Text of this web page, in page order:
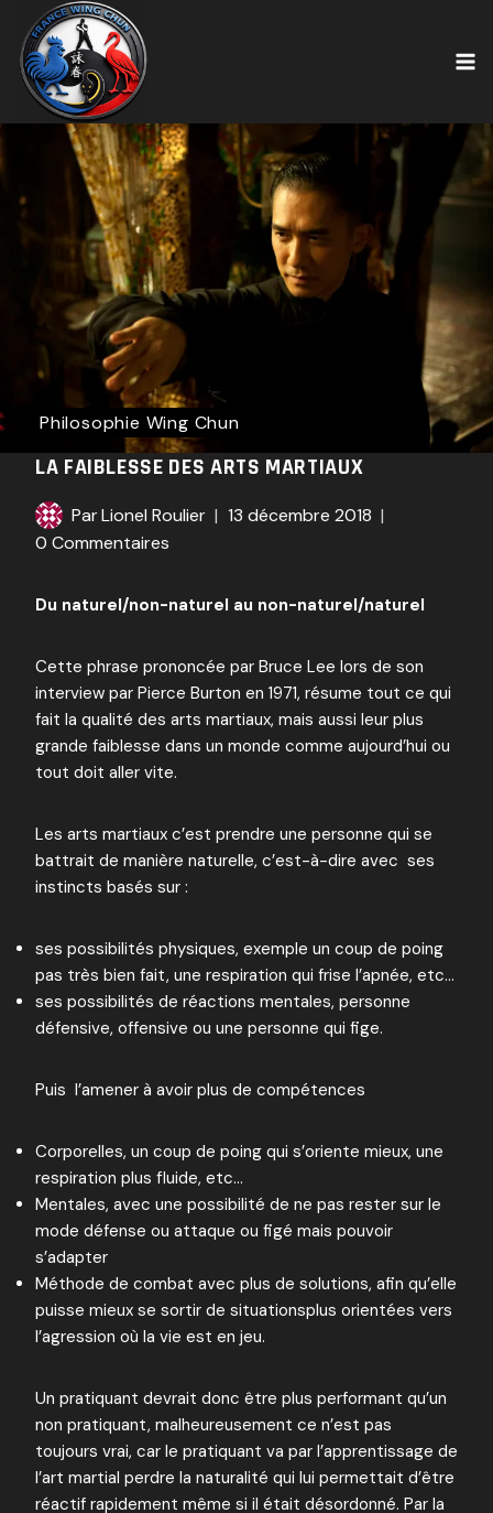
content
Philosophie Wing Chun
LA FAIBLESSE DES ARTS MARTIAUX
ParLionel Roulier
13 décembre 2018
0 Commentaires
Du naturel/non-naturel au non-naturel/naturel
Cette phrase prononcée par Bruce Lee lors de son
interview par Pierce Burton en 1971, résume tout ce qui
fait la qualité des arts martiaux, mais aussi leur plus
grande faiblesse dans un monde comme aujourd’hui ou
tout doit aller vite.
Les arts martiaux c’est prendre une personne qui se
battrait de manière naturelle, c’est-à-dire avec ses
instincts basés sur :
ses possibilités physiques, exemple un coup de poing
pas très bien fait, une respiration qui frise l’apnée, etc…
ses possibilités de réactions mentales, personne
défensive, offensive ou une personne qui fige.
Puis l’amener à avoir plus de compétences
Corporelles, un coup de poing qui s’oriente mieux, une
respiration plus fluide, etc…
Mentales, avec une possibilité de ne pas rester sur le
mode défense ou attaque ou figé mais pouvoir
s’adapter
Méthode de combat avec plus de solutions, afin qu’elle
puisse mieux se sortir de situationsplus orientées vers
l’agression où la vie est en jeu.
Un pratiquant devrait donc être plus performant qu’un
non pratiquant, malheureusement ce n’est pas
toujours vrai, car le pratiquant va par l’apprentissage de
l’art martial perdre la naturalité qui lui permettait d’être
réactif rapidement même si il était désordonné. Par la